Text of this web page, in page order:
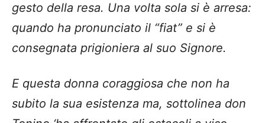
gesto della resa. Una volta sola si è arresa:
quando ha pronunciato il “fiat” e si è
consegnata prigioniera al suo Signore.
E questa donna coraggiosa che non ha
subito la sua esistenza ma, sottolinea don